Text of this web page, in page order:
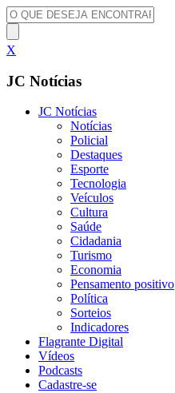
X
JC Notícias
JC Notícias
Notícias
Policial
Destaques
Esporte
Tecnologia
Veículos
Cultura
Saúde
Cidadania
Turismo
Economia
Pensamento positivo
Política
Sorteios
Indicadores
Flagrante Digital
Vídeos
Podcasts
Cadastre-se